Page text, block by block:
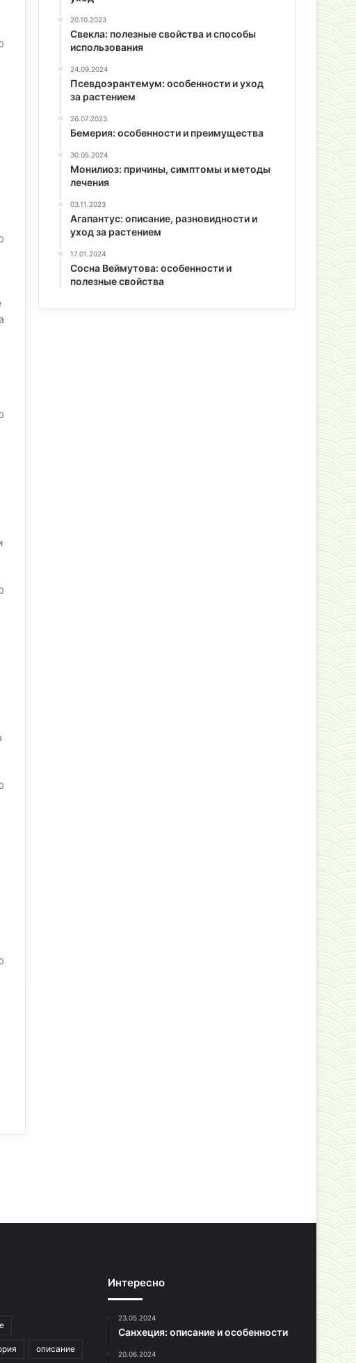
20.10.2023
Свекла: полезные свойства и способы
использования
24.09.2024
Псевдоэрантемум: особенности и уход
за растением
26.07.2023
Бемерия: особенности и преимущества
30.05.2024
Монилиоз: причины, симптомы и методы
лечения
03.11.2023
Агапантус: описание, разновидности и
уход за растением
17.01.2024
Сосна Веймутова: особенности и
полезные свойства
описание
Интересно
23.05.2024
Санхеция: описание и особенности
20.06.2024